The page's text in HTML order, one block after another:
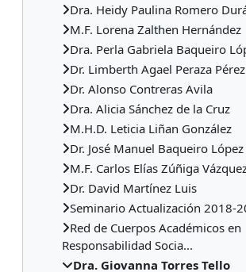
Dra. Heidy Paulina Romero
M.F. Lorena Zalthen Hernández
Dra. Perla Gabriela Baqueiro
Dr. Limberth Agael Peraza Pérez
Dr. Alonso Contreras Avila
Dra. Alicia Sánchez de la Cruz
M.H.D. Leticia Liñan González
Dr. José Manuel Baqueiro López
M.F. Carlos Elías Zúñiga
Dr. David Martínez Luis
Seminario Actualización 2018-
Red de Cuerpos Académicos en
Responsabilidad Socia...
Dra. Giovanna Torres Tello